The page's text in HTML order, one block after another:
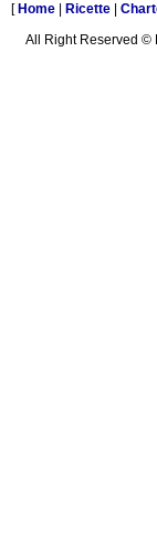
[ Home Ricette
All Right Reserved ©